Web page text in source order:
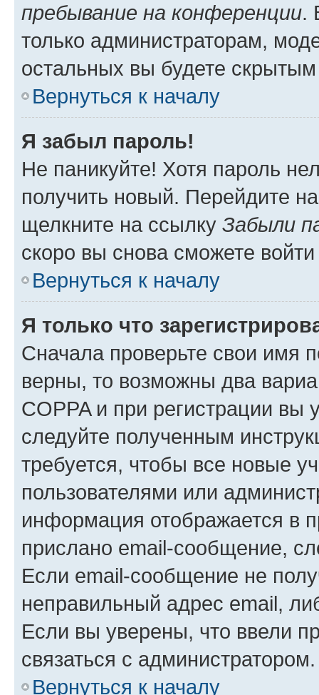
пребывание на конференции.
только администраторам,
остальных вы будете
Вернуться к началу
Я забыл пароль!
Не паникуйте! Хотя пароль
получить новый. Перейдите
щелкните на ссылку Забыли
скоро вы снова сможете
Вернуться к началу
Я только что
Сначала проверьте свои имя
верны, то возможны два
COPPA и при регистрации вы
следуйте полученным
требуется, чтобы все новые
пользователями или
информация отображается в
прислано email-сообщение,
Если email-сообщение не
неправильный адрес email,
Если вы уверены, что ввели
связаться с администратором.
Вернуться к началу